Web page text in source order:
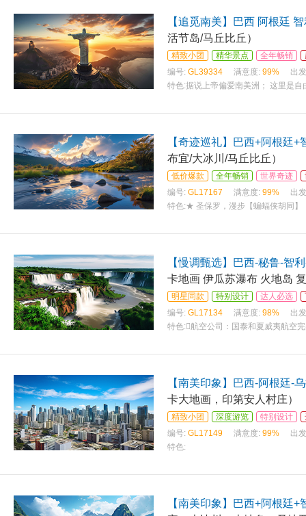
【追觅南美】巴西 阿根廷
活节岛/马丘比丘）
精致小团 精华景点 全年畅销
编号: GL39334 满意度: 99%
出
特色:据说上帝偏爱南美洲； 这里是
【奇迹巡礼】巴西+阿根廷+
布宜/大冰川/马丘比丘）
低价爆款 全年畅销 世界奇迹
编号: GL17167 满意度: 99%
出
特色:★ 圣保罗，漫步【蝙蝠侠胡同
【慢调甄选】巴西-秘鲁-智
卡地画 伊瓜苏瀑布 火地岛
明星同款 特别设计 达人必选
编号: GL17134 满意度: 98%
出
特色: 航空公司：国泰和夏威夷航空
【南美印象】巴西-阿根廷-
卡大地画，印第安人村庄）
精致小团 深度游览 特别设计
编号: GL17149 满意度: 99%
出
特色:
【南美印象】巴西+阿根廷+